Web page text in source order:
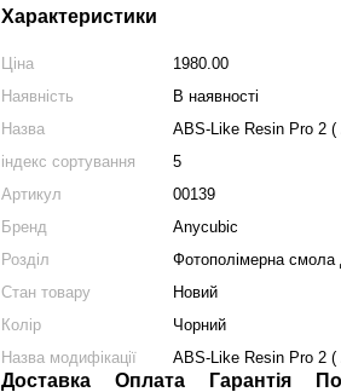
Характеристики
Ціна
1980.00
Наявність
В наявності
Назва
ABS-Like Resin Pro 2
індекс сортування
5
Артикул
00139
Бренд
Anycubic
Розділ
Фотополімерна смола
Стан товару
Новий
Колір
Чорний
Назва модифікації
ABS-Like Resin Pro 2
Доставка Оплата Гарантія